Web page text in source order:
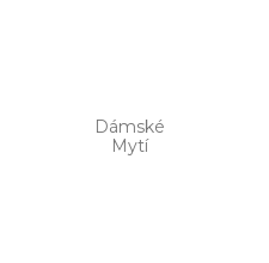
Dámské
Mytí